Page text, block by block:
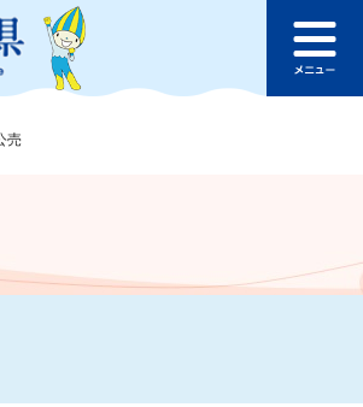
このページの本文へ
ュ
売